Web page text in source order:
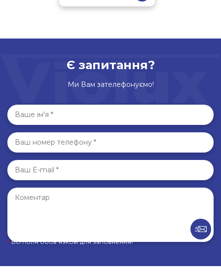
Є запитання?
Ми Вам зателефонуємо!
*Всі поля обов’язкові для заповнення!